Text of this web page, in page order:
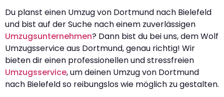
Du planst einen Umzug von Dortmund nach Bielefeld
und bist auf der Suche nach einem zuverlässigen
Umzugsunternehmen? Dann bist du bei uns, dem Wolf
Umzugsservice aus Dortmund, genau richtig! Wir
bieten dir einen professionellen und stressfreien
Umzugsservice, um deinen Umzug von Dortmund
nach Bielefeld so reibungslos wie möglich zu gestalten.